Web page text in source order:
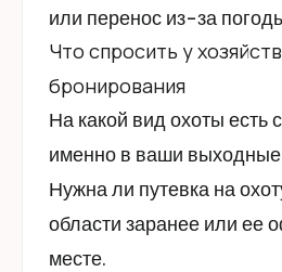
или перенос из-за
Что спросить у
бронирования
На какой вид охоты есть
именно в ваши
Нужна ли путевка на
области заранее или ее
месте.